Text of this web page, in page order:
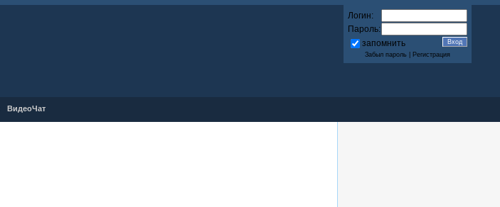
Логин:
Пароль:
запомнить
Забыл пароль Регистрация
ВидеоЧат